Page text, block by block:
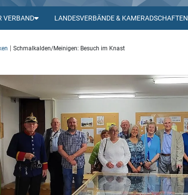
VERBAND LANDESVERBÄNDE & KAMERADSCHAFTEN
Schmalkalden/Meinigen: Besuch im Knast